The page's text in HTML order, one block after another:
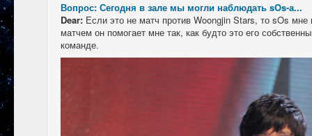
Вопрос: Сегодня в зале мы могли наблюдать sOs-а...
Dear: Если это не матч против Woongjin Stars, то sOs
матчем он помогает мне так, как будто это его
команде.